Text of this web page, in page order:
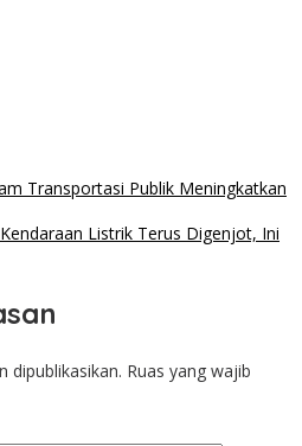
Transportasi Publik Meningkatkan
Listrik Terus Digenjot, Ini
dipublikasikan. Ruas yang wajib